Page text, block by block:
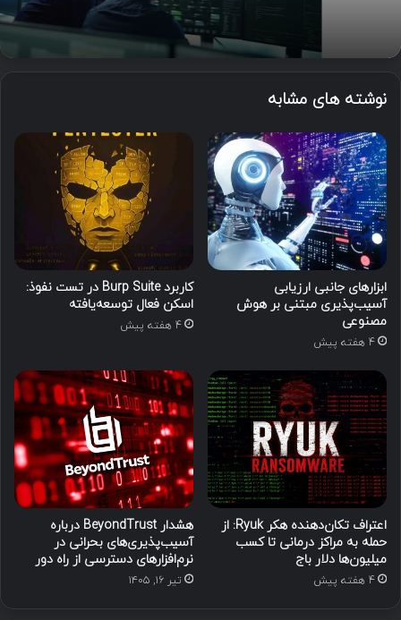
نوشته های مشابه
ابزارهای جانبی ارزیابی
آسیب‌پذیری مبتنی بر هوش
مصنوعی
4 هفته پیش
کاربرد Burp Suite در تست نفوذ:
اسکن فعال توسعه‌یافته
4 هفته پیش
اعتراف تکان‌دهنده هکر Ryuk: از
حمله به مراکز درمانی تا کسب
میلیون‌ها دلار باج
4 هفته پیش
هشدار BeyondTrust درباره
آسیب‌پذیری‌های بحرانی در
نرم‌افزارهای دسترسی از راه دور
تیر ۱۶, ۱۴۰۵